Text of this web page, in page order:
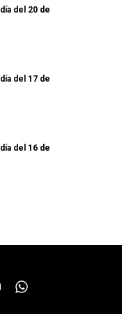
del 20 de
del 17 de
del 16 de